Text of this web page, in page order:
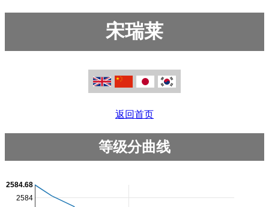
宋瑞莱
返回首页
等级分曲线
2584
2584.68